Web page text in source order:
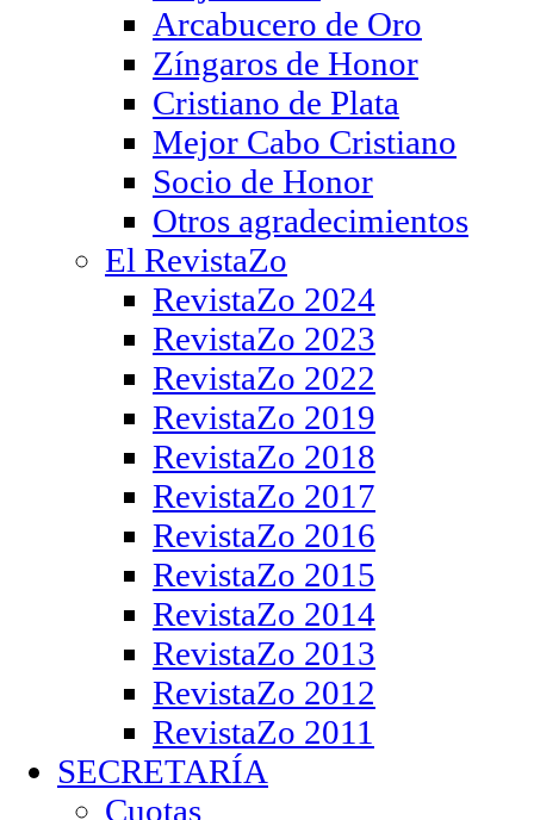
Arcabucero de Oro
Zíngaros de Honor
Cristiano de Plata
Mejor Cabo Cristiano
Socio de Honor
Otros agradecimientos
El RevistaZo
RevistaZo 2024
RevistaZo 2023
RevistaZo 2022
RevistaZo 2019
RevistaZo 2018
RevistaZo 2017
RevistaZo 2016
RevistaZo 2015
RevistaZo 2014
RevistaZo 2013
RevistaZo 2012
RevistaZo 2011
SECRETARÍA
Cuotas